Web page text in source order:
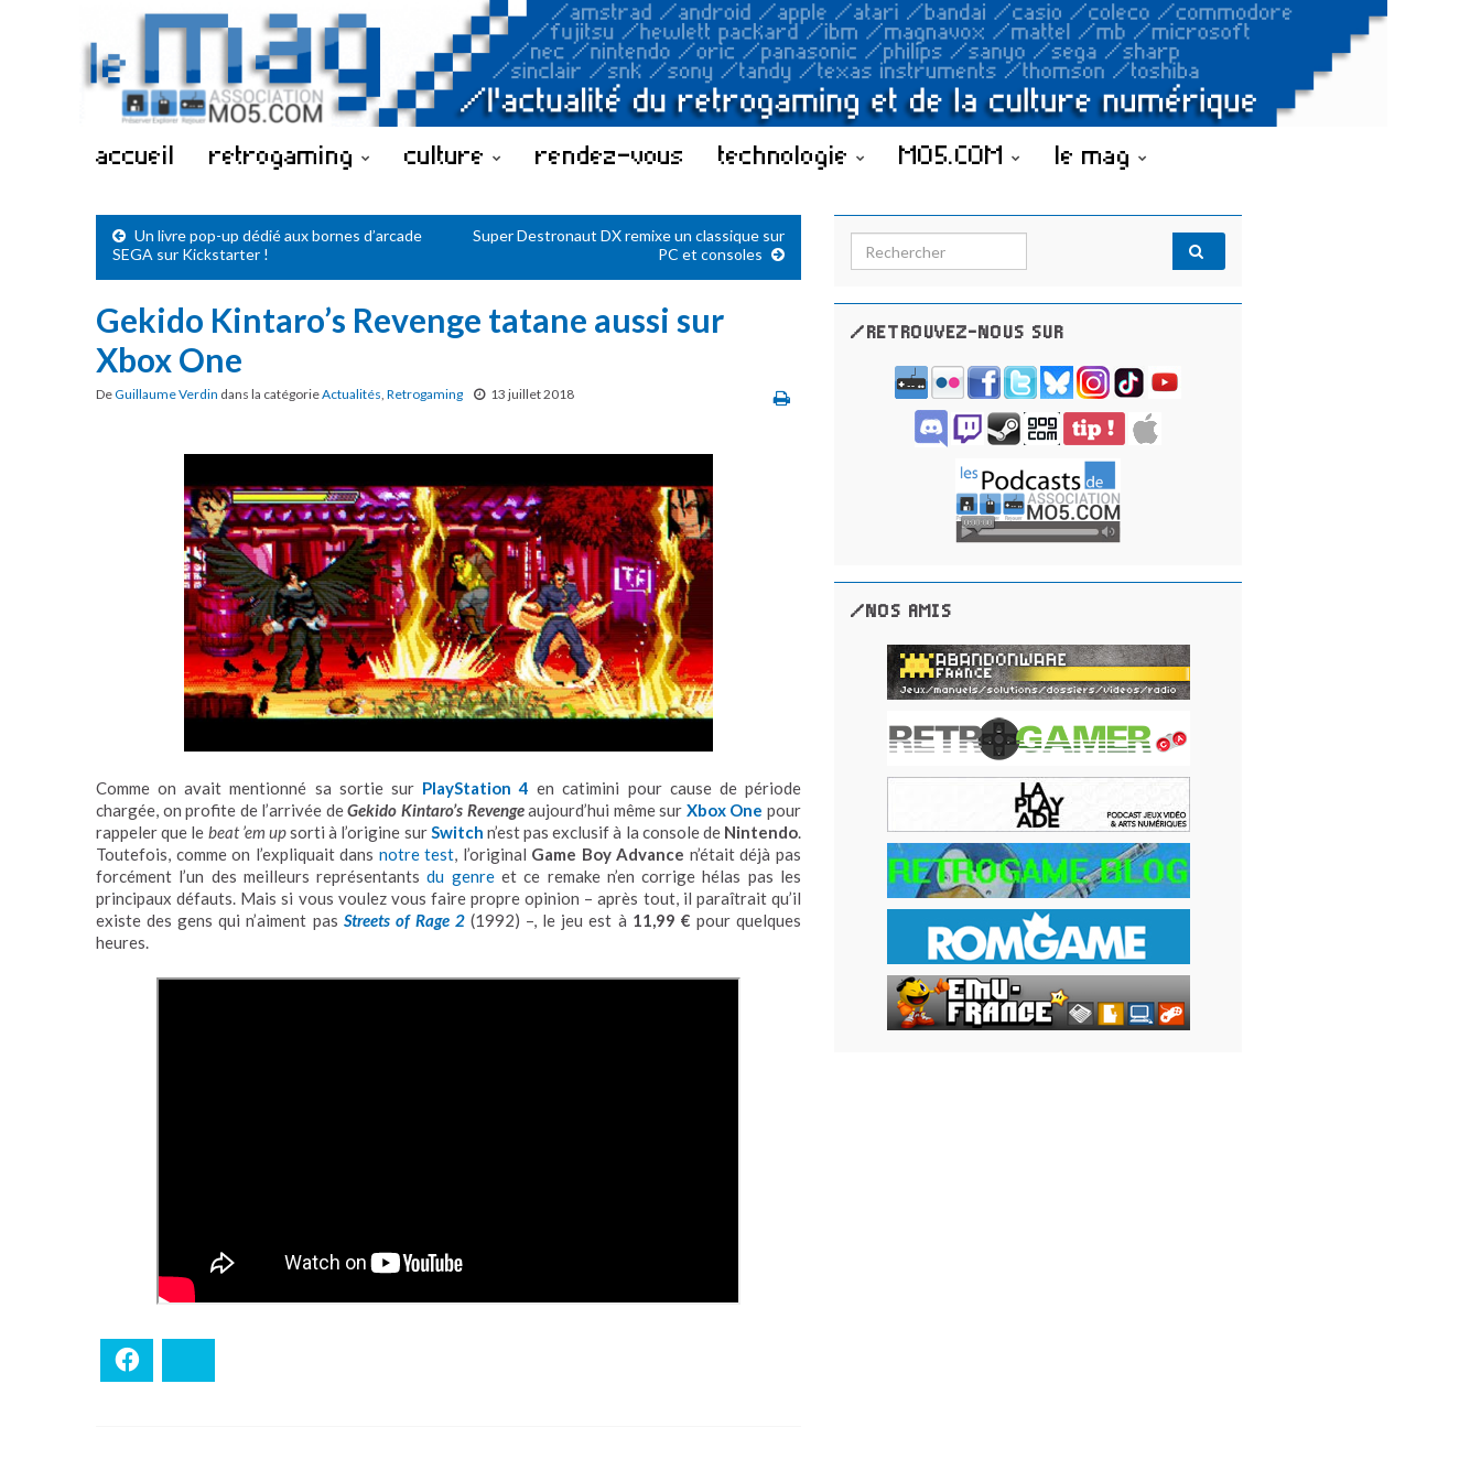
accueil retrogaming culture rendez-vous technologie MO5.COM le mag
Un livre pop-up dédié aux bornes d’arcade
SEGA sur Kickstarter !
Super Destronaut DX remixe un classique sur
PC et consoles
Gekido Kintaro’s Revenge tatane aussi sur
Xbox One
DeGuillaume Verdin dans la catégorieActualités, Retrogaming 13 juillet 2018
Comme on avait mentionné sa sortie sur PlayStation 4 en catimini pour cause de période
chargée, on profite de l’arrivée deGekido Kintaro’s Revengeaujourd’hui même sur Xbox One pour
rappeler que le beat ’em upsorti à l’origine surSwitch n’est pas exclusif à la console de Nintendo.
Toutefois, comme on l’expliquait dans notre test, l’original Game Boy Advance n’était déjà pas
forcément l’un des meilleurs représentantsdu genreet ce remake n’en corrige hélas pas les
principaux défauts. Mais si vous voulez vous faire propre opinion – après tout, il paraîtrait qu’il
existe des gens qui n’aiment pas Streets of Rage 2(1992) –, le jeu est à 11,99 € pour quelques
heures.
Search for:
/RETROUVEZ-NOUS SUR
/NOS AMIS